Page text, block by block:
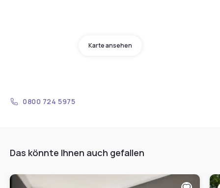
Karte ansehen
0800 724 5975
Das könnte Ihnen auch gefallen